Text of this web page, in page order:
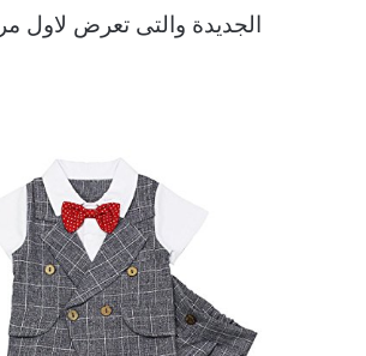
الجديدة والتى تعرض لاول